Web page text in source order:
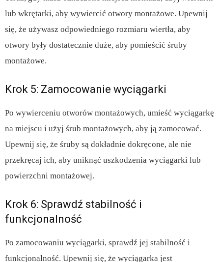
lub wkrętarki, aby wywiercić otwory montażowe. Upewnij
się, że używasz odpowiedniego rozmiaru wiertła, aby
otwory były dostatecznie duże, aby pomieścić śruby
montażowe.
Krok 5: Zamocowanie wyciągarki
Po wywierceniu otworów montażowych, umieść wyciągarkę
na miejscu i użyj śrub montażowych, aby ją zamocować.
Upewnij się, że śruby są dokładnie dokręcone, ale nie
przekręcaj ich, aby uniknąć uszkodzenia wyciągarki lub
powierzchni montażowej.
Krok 6: Sprawdź stabilność i
funkcjonalność
Po zamocowaniu wyciągarki, sprawdź jej stabilność i
funkcjonalność. Upewnij się, że wyciągarka jest